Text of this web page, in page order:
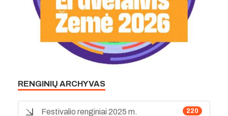
RENGINIŲ ARCHYVAS
220
Festivalio renginiai 2025 m.